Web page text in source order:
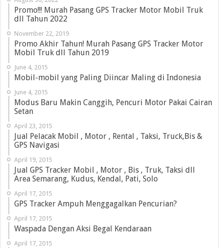
Promo!!! Murah Pasang GPS Tracker Motor Mobil Truk
dll Tahun 2022
November 22, 2019
Promo Akhir Tahun! Murah Pasang GPS Tracker Motor
Mobil Truk dll Tahun 2019
June 4, 2015
Mobil-mobil yang Paling Diincar Maling di Indonesia
June 4, 2015
Modus Baru Makin Canggih, Pencuri Motor Pakai Cairan
Setan
April 23, 2015
Jual Pelacak Mobil , Motor , Rental , Taksi, Truck,Bis &
GPS Navigasi
April 19, 2015
Jual GPS Tracker Mobil , Motor , Bis , Truk, Taksi dll
Area Semarang, Kudus, Kendal, Pati, Solo
April 17, 2015
GPS Tracker Ampuh Menggagalkan Pencurian?
April 17, 2015
Waspada Dengan Aksi Begal Kendaraan
April 17, 2015